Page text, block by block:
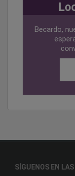
Becardo,
SÍGUENOS EN